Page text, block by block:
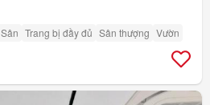
Sân Trang bị đầy đủ Sân thượng Vườn